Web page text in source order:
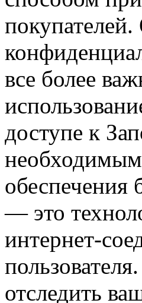
все более
доступе к
обеспечения
— это
интернет-
отследить